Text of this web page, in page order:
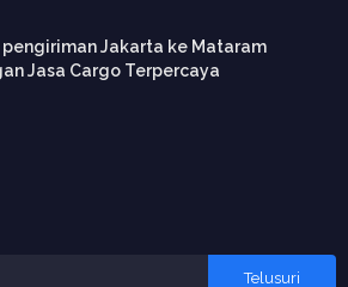
pengiriman Jakarta ke Mataram
Jasa Cargo Terpercaya